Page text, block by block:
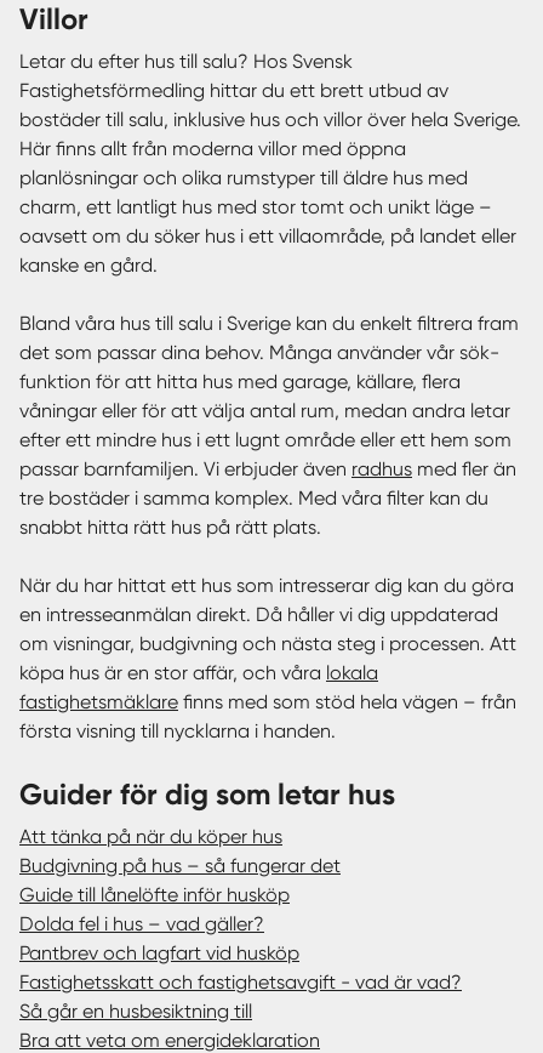
villor
Letar du efter hus till salu? Hos Svensk
Fastighetsförmedling hittar du ett brett utbud av
bostäder till salu, inklusive hus och villor över hela Sverige.
Här finns allt från moderna villor med öppna
planlösningar och olika rumstyper till äldre hus med
charm, ett lantligt hus med stor tomt och unikt läge –
oavsett om du söker hus i ett villaområde, på landet eller
kanske en gård.
Bland våra hus till salu i Sverige kan du enkelt filtrera fram
det som passar dina behov. Många använder vår sök-
funktion för att hitta hus med garage, källare, flera
våningar eller för att välja antal rum, medan andra letar
efter ett mindre hus i ett lugnt område eller ett hem som
passar barnfamiljen. Vi erbjuder även radhus med fler än
tre bostäder i samma komplex. Med våra filter kan du
snabbt hitta rätt hus på rätt plats.
När du har hittat ett hus som intresserar dig kan du göra
en intresseanmälan direkt. Då håller vi dig uppdaterad
om visningar, budgivning och nästa steg i processen. Att
köpa hus är en stor affär, och våra lokala
fastighetsmäklare finns med som stöd hela vägen – från
första visning till nycklarna i handen.
Guider för dig som letar hus
Att tänka på när du köper hus
Budgivning på hus – så fungerar det
Guide till lånelöfte inför husköp
Dolda fel i hus – vad gäller?
Pantbrev och lagfart vid husköp
Fastighetsskatt och fastighetsavgift - vad är vad?
Så går en husbesiktning till
Bra att veta om energideklaration